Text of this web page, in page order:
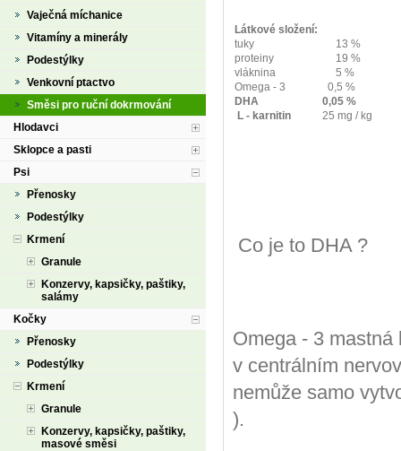
Látkové složení:
tuky
13 %
proteiny
19 %
vláknina
5 %
Omega - 3
0,5 %
DHA
0,05 %
L - karnitin
25 mg / kg
Co je to DHA ?
Omega - 3
v centrálním
nemůže samo
).
Vaječná míchanice
Vitamíny a minerály
Podestýlky
Venkovní ptactvo
Směsi pro ruční dokrmování
Hlodavci
Sklopce a pasti
Psi
Přenosky
Podestýlky
Krmení
Granule
Konzervy, kapsičky, paštiky,
salámy
Kočky
Přenosky
Podestýlky
Krmení
Granule
Konzervy, kapsičky, paštiky,
masové směsi